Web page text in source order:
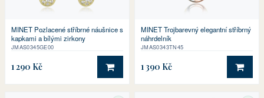
MINET Pozlacené stříbrné náušnice s
kapkami a bílými zirkony
JMAS0345GE00
1 290 Kč DO KOŠÍKU
MINET Trojbarevný elegantní stříbrný
náhrdelník
JMAS0343TN45
1 390 Kč DO